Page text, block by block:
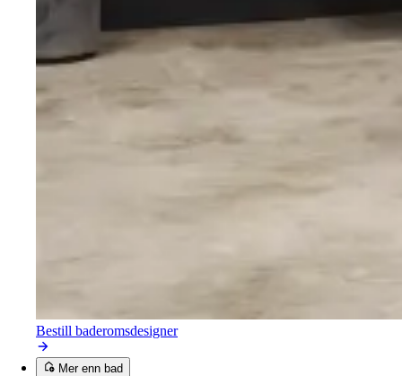
Bestill baderomsdesigner
Mer enn bad